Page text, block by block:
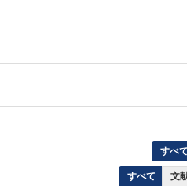
すべて
すべて 文